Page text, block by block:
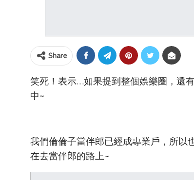
Share
笑死！表示…如果提到整個娛樂圈，還
中~
我們倫倫子當伴郎已經成專業戶，所以
在去當伴郎的路上~